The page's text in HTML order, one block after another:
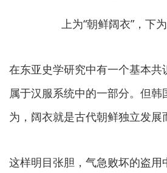
上为“朝鲜阔衣”，下
在东亚史学研究中有一个基本共
属于汉服系统中的一部分。但韩
为，阔衣就是古代朝鲜独立发展
这样明目张胆，气急败坏的盗用